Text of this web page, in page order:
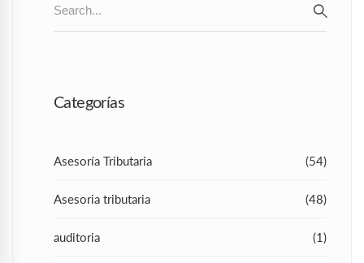
for:
Categorías
Asesoría Tributaria (54)
Asesoria tributaria (48)
auditoria (1)